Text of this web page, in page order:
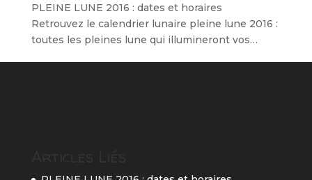
PLEINE LUNE 2016 : dates et horaires
Retrouvez le calendrier lunaire pleine lune 2016 :
toutes les pleines lune qui illumineront vos…